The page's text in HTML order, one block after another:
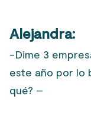
Alejandra:
-Dime 3
este año por lo
qué? –